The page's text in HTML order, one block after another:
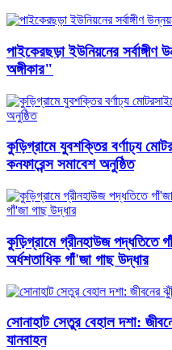
পাইকেরছড়া ইউনিয়নের
অঙ্গীকার"
কুড়িগ্রামে যুবশক্তির বর্ণাঢ্য
কনফারেন্স সমাবেশ অনুষ্ঠিত
কুড়িগ্রামে গ্রীনহাউজ পদ্ধতিতে
অর্ধশতাধিক গাঁ'জা গাছ উদ্ধার
সোনাহাট সেতুর বেহাল দশা:
যানবাহন